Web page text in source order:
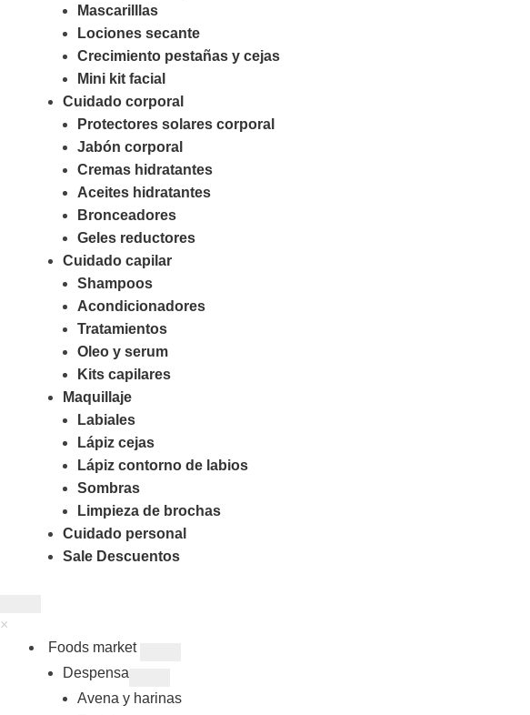
Mascarilllas
Lociones secante
Crecimiento pestañas y cejas
Mini kit facial
Cuidado corporal
Protectores solares corporal
Jabón corporal
Cremas hidratantes
Aceites hidratantes
Bronceadores
Geles reductores
Cuidado capilar
Shampoos
Acondicionadores
Tratamientos
Oleo y serum
Kits capilares
Maquillaje
Labiales
Lápiz cejas
Lápiz contorno de labios
Sombras
Limpieza de brochas
Cuidado personal
Sale Descuentos
×
Foods market
Despensa
Avena y harinas